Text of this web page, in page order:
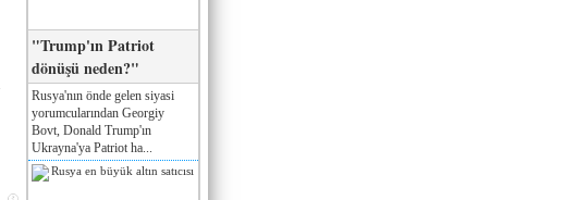
"Trump'ın Patriot
dönüşü neden?"
Rusya'nın önde gelen siyasi
yorumcularından Georgiy
Bovt, Donald Trump'ın
Ukrayna'ya Patriot ha...